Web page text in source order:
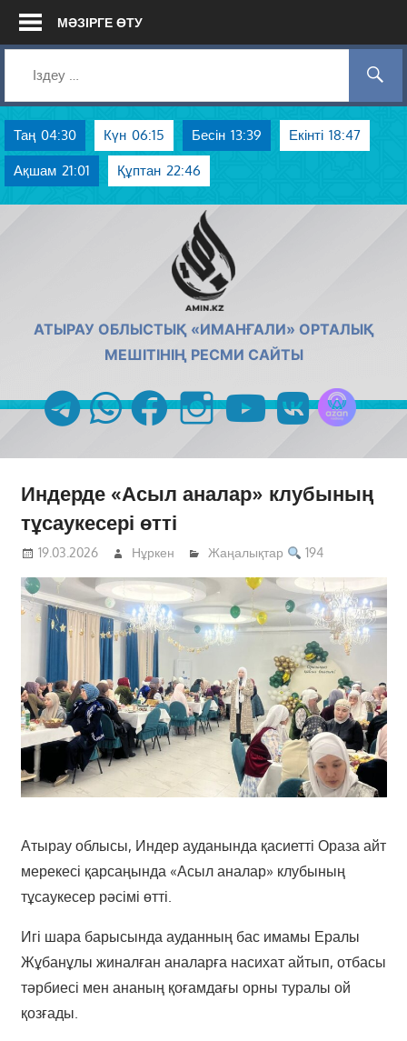
Skip
МӘЗІРГЕ ӨТУ
Таң 04:30 Күн 06:15 Бесін 13:39 Екінті 18:47
Ақшам 21:01 Құптан 22:46
АТЫРАУ ОБЛЫСТЫҚ «ИМАНҒАЛИ» ОРТАЛЫҚ
МЕШІТІНІҢ РЕСМИ САЙТЫ
telegramwhatsappfacebookinstagramyoutubevk
Индерде «Асыл аналар» клубының
тұсаукесері өтті
19.03.2026 Нұркен Жаңалықтар 194
Атырау облысы, Индер ауданында қасиетті Ораза айт
мерекесі қарсаңында «Асыл аналар» клубының
тұсаукесер рәсімі өтті.
Игі шара барысында ауданның бас имамы Ералы
Жұбанұлы жиналған аналарға насихат айтып, отбасы
тәрбиесі мен ананың қоғамдағы орны туралы ой
қозғады.